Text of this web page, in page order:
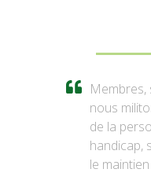
Membres,
nous
de la
handicap,
le